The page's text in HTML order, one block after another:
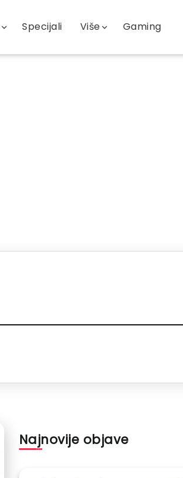
Specijali Više Gaming
Najnovije objave